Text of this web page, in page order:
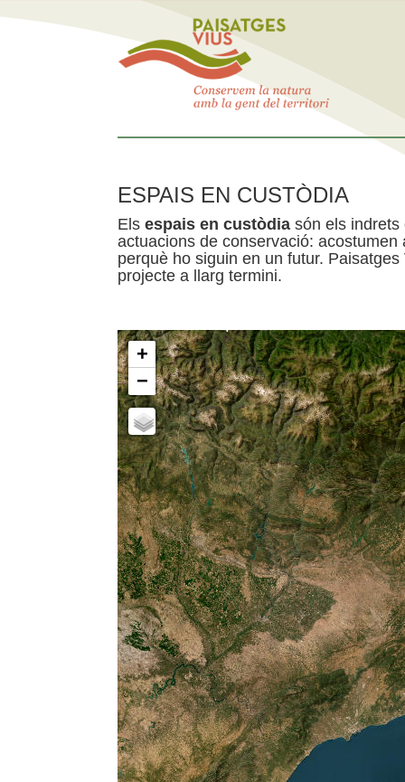
ESPAIS EN CUSTÒDIA
Els espais en custòdia són els indrets
actuacions de conservació:
perquè ho siguin en un futur.
projecte a llarg termini.
+
−